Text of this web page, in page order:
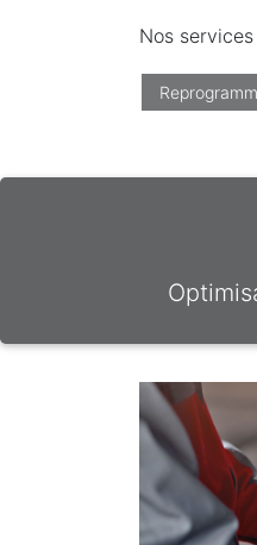
Nos services